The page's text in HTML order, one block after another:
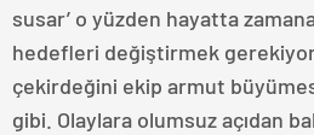
susar’ o yüzden hayatta
hedefleri değiştirmek gerekiyor.
çekirdeğini ekip armut
gibi. Olaylara olumsuz açıdan